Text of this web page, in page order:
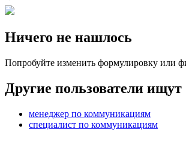
Ничего не нашлось
Попробуйте изменить формулировку или
Другие пользователи ищут
менеджер по коммуникациям
специалист по коммуникациям